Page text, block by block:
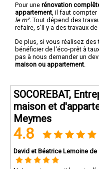
Pour une rénovation
appartement , il faut compter
le m². Tout dépend des
refaire, s'il y a des travaux de
De plus, si vous réalisez
bénéficier de l'éco-prêt à
pas à nous demander un
maison ou appartement
SOCOREBAT,
maison et
Meymes
4.8
David et Béatrice Lemoine